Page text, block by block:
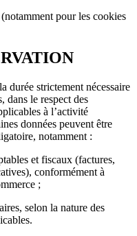
pour les cookies
durée strictement nécessaire
dans le respect des
à l’activité
données peuvent être
notamment :
et fiscaux (factures,
conformément à
;
selon la nature des